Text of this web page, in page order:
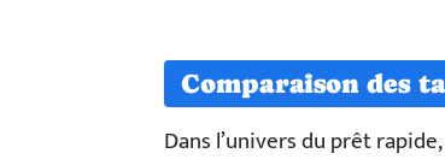
Comparaison des
Dans l’univers du prêt